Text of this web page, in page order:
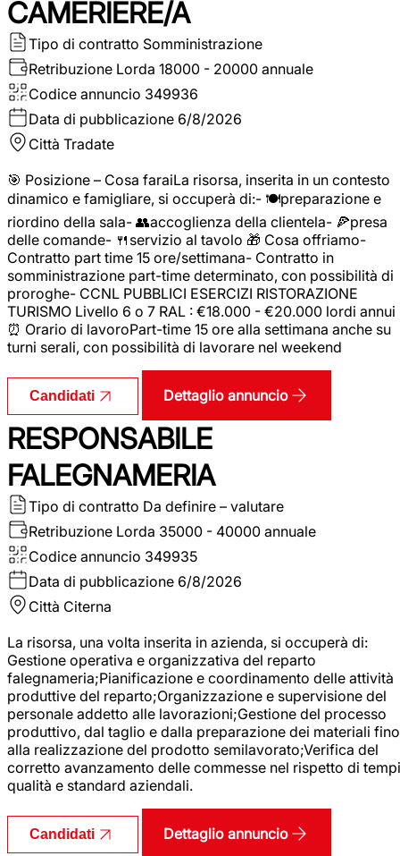
CAMERIERE/A
Tipo di contratto Somministrazione
Retribuzione Lorda 18000 - 20000 annuale
Codice annuncio 349936
Data di pubblicazione 6/8/2026
Città Tradate
🎯 Posizione – Cosa faraiLa risorsa, inserita in un contesto
dinamico e famigliare, si occuperà di:- 🍽️preparazione e
riordino della sala- 👥accoglienza della clientela- 🍕presa
delle comande- 🍴servizio al tavolo 🎁 Cosa offriamo-
Contratto part time 15 ore/settimana- Contratto in
somministrazione part-time determinato, con possibilità di
proroghe- CCNL PUBBLICI ESERCIZI RISTORAZIONE
TURISMO Livello 6 o 7 RAL : €18.000 - €20.000 lordi annui
⏰ Orario di lavoroPart-time 15 ore alla settimana anche su
turni serali, con possibilità di lavorare nel weekend
Candidati Dettaglio annuncio
RESPONSABILE
FALEGNAMERIA
Tipo di contratto Da definire – valutare
Retribuzione Lorda 35000 - 40000 annuale
Codice annuncio 349935
Data di pubblicazione 6/8/2026
Città Citerna
La risorsa, una volta inserita in azienda, si occuperà di:
Gestione operativa e organizzativa del reparto
falegnameria;Pianificazione e coordinamento delle attività
produttive del reparto;Organizzazione e supervisione del
personale addetto alle lavorazioni;Gestione del processo
produttivo, dal taglio e dalla preparazione dei materiali fino
alla realizzazione del prodotto semilavorato;Verifica del
corretto avanzamento delle commesse nel rispetto di
qualità e standard aziendali.
Candidati Dettaglio annuncio